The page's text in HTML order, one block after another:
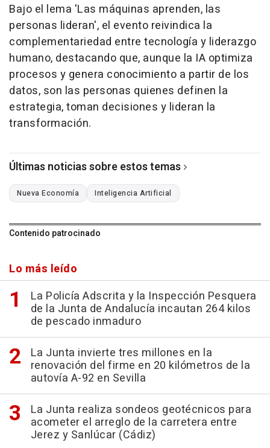
Bajo el lema 'Las máquinas aprenden, las
personas lideran', el evento reivindica la
complementariedad entre tecnología y liderazgo
humano, destacando que, aunque la IA optimiza
procesos y genera conocimiento a partir de los
datos, son las personas quienes definen la
estrategia, toman decisiones y lideran la
transformación.
Últimas noticias sobre estos temas
Nueva Economía Inteligencia Artificial
Contenido patrocinado
Lo más leído
La Policía Adscrita y la Inspección Pesquera
de la Junta de Andalucía incautan 264 kilos
de pescado inmaduro
La Junta invierte tres millones en la
renovación del firme en 20 kilómetros de la
autovía A-92 en Sevilla
La Junta realiza sondeos geotécnicos para
acometer el arreglo de la carretera entre
Jerez y Sanlúcar (Cádiz)